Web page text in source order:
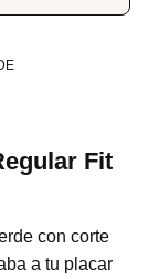
Fit
con corte
a tu placar